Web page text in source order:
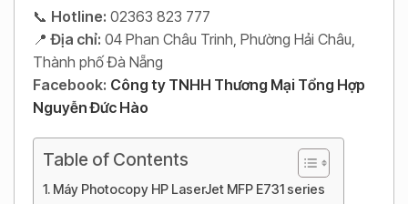
📞 Hotline: 02363 823 777
📍Địa chỉ: 04 Phan Châu Trinh, Phường Hải Châu,
Thành phố Đà Nẵng
Facebook: Công ty TNHH Thương Mại Tổng Hợp
Nguyễn Đức Hào
Table of Contents
Máy Photocopy HP LaserJet MFP E731 series